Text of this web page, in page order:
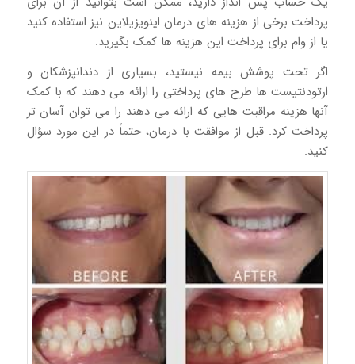
پرداخت برخی از هزینه های درمان اینویزیلاین نیز استفاده کنید
یا از وام برای پرداخت این هزینه ها کمک بگیرید.
اگر تحت پوشش بیمه نیستید، بسیاری از دندانپزشکان و
ارتودنتیست ها طرح های پرداختی را ارائه می دهند که با کمک
آنها هزینه مراقبت هایی که ارائه می دهند را می توان آسان تر
پرداخت کرد. قبل از موافقت با درمان، حتماً در این مورد سؤال
کنید.